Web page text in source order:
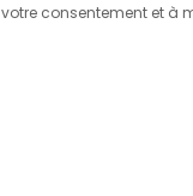
consentement et à